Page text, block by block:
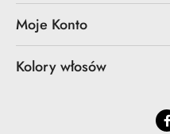
Moje Konto
Kolory włosów